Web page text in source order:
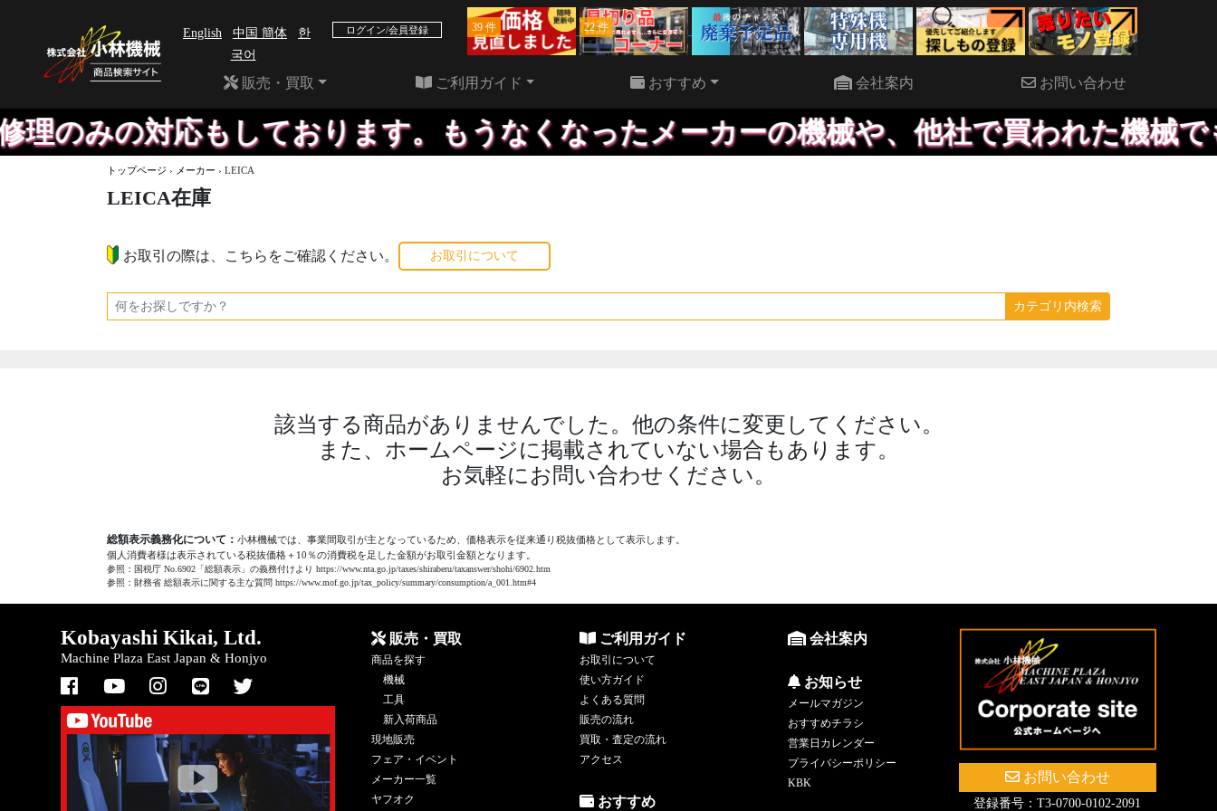
English 中国 簡体
한
국어
ログイン/会員登録 39 件 22 件
販売・買取 ご利用ガイド おすすめ 会社案内 お問い合わせ
の対応もしております。もうなくなったメーカーの機械や、他社で買われた機械でも、
トップページ › メーカー › LEICA
LEICA在庫
お取引の際は、こちらをご確認ください。 お取引について
該当する商品がありませんでした。他の条件に変更してください。
また、ホームページに掲載されていない場合もあります。
お気軽にお問い合わせください。
総額表示義務化について： 小林機械では、事業間取引が主となっているため、価格表示を従来通り税抜価格として表示します。
個人消費者様は表示されている税抜価格＋10％の消費税を足した金額がお取引金額となります。
参照：国税庁 No.6902「総額表示」の義務付けより https://www.nta.go.jp/taxes/shiraberu/taxanswer/shohi/6902.htm
参照：財務省 総額表示に関する主な質問 https://www.mof.go.jp/tax_policy/summary/consumption/a_001.htm#4
Kobayashi Kikai, Ltd.
Machine Plaza East Japan & Honjyo
販売・買取
商品を探す
機械
工具
新入荷商品
現地販売
フェア・イベント
メーカー一覧
ヤフオク
ご利用ガイド
お取引について
使い方ガイド
よくある質問
販売の流れ
買取・査定の流れ
アクセス
おすすめ
会社案内
お知らせ
メールマガジン
おすすめチラシ
営業日カレンダー
プライバシーポリシー
KBK
お問い合わせ
登録番号：T3-0700-0102-2091